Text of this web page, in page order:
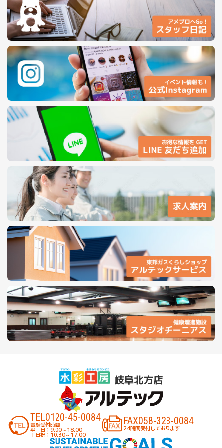
TEL0120-45-0084
電話受付時間
平 日：9:00～18:00
土日祝：10:30～17:00
FAX058-323-0084
24時間受付しております